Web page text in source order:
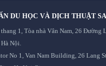
DU HỌC VÀ DỊCH THUẬT
1, Tòa nhà Vân Nam, 26 Đường
Nội.
No 1, Van Nam Building, 26 Lang